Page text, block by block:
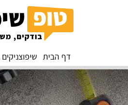
דף הבית שיפוצניקים